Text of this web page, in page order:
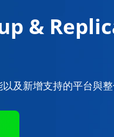
&
及新增支持的平台與整